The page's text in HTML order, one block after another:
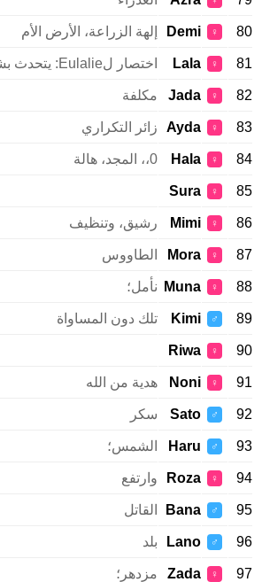
♀
Demi إلهة الزراعة، الأرض الأم
♀
Lala اختصار لEulalie: يتحدث بشكل جيد
♀
Jada مكلفة
♀
Ayda زائر التكراري
♀
Hala 0،، المجد، هالة
♀
Sura
♀
Mimi رشيق، وتنظيف
♀
Mora الطاووس
♀
Muna نأمل؛
♂
Kimi تلك دون المساواة
♀
Riwa
♀
Noni هدية من الله
♂
Sato سكر
♂
Haru الشمس؛
♀
Roza وارتفع
♂
Bana القاتل
♂
Lano بلد
♀
Zada مزدهر؛